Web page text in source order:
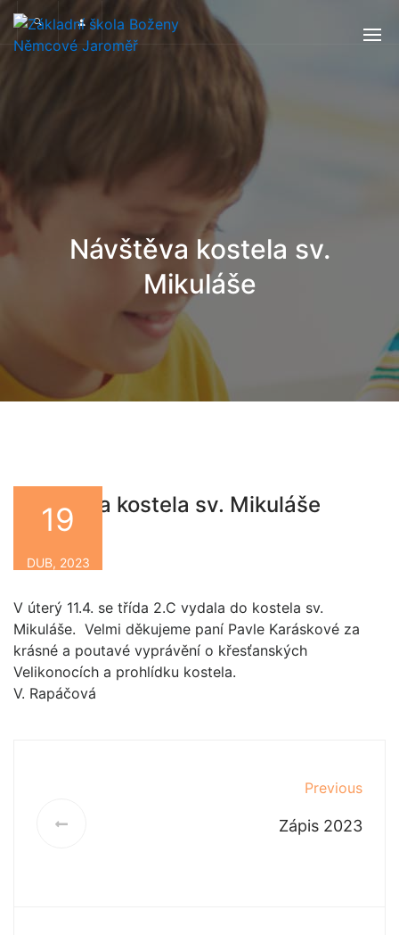
Návštěva kostela sv.
Mikuláše
Návštěva kostela sv. Mikuláše
19
DUB, 2023
V úterý 11.4. se třída 2.C vydala do kostela sv.
Mikuláše. Velmi děkujeme paní Pavle Karáskové za
krásné a poutavé vyprávění o křesťanských
Velikonocích a prohlídku kostela.
V. Rapáčová
Previous
Zápis 2023